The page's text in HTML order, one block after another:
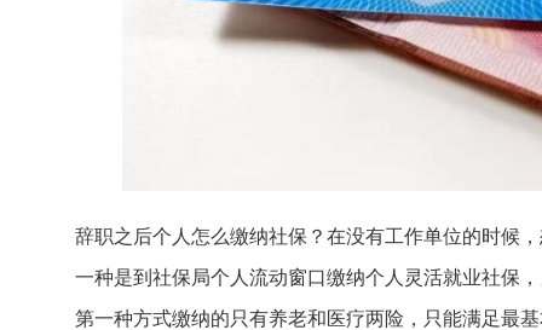
辞职之后个人怎么缴纳社保？在没有工作单位的时候
一种是到社保局个人流动窗口缴纳个人灵活就业社保
第一种方式缴纳的只有养老和医疗两险，只能满足最